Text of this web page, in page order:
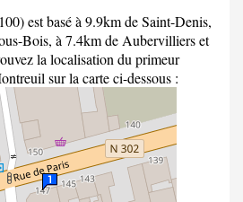
est basé à 9.9km de Saint-Denis,
Bois, à 7.4km de Aubervilliers et
la localisation du primeur
sur la carte ci-dessous :